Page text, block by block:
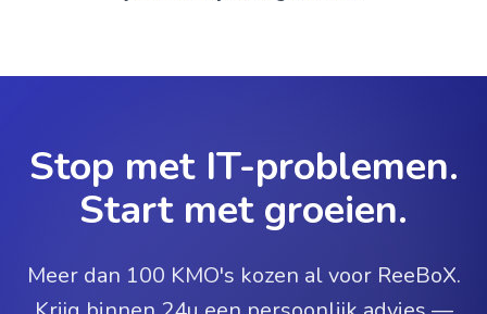
Stop met IT-problemen.
Start met groeien.
Meer dan 100 KMO's kozen al voor ReeBoX.